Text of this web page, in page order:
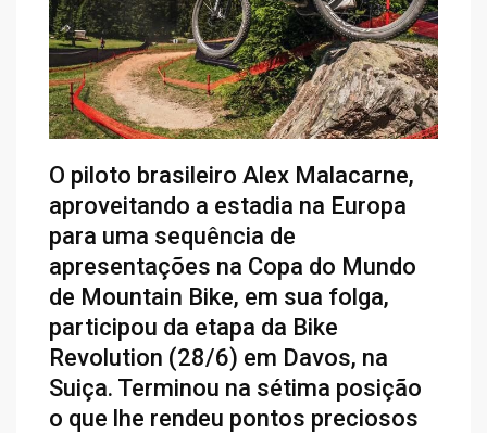
O piloto brasileiro Alex Malacarne,
aproveitando a estadia na Europa
para uma sequência de
apresentações na Copa do Mundo
de Mountain Bike, em sua folga,
participou da etapa da Bike
Revolution (28/6) em Davos, na
Suiça. Terminou na sétima posição
o que lhe rendeu pontos preciosos